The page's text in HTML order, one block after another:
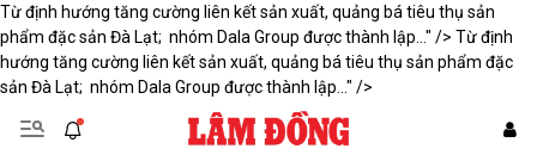
Từ định hướng tăng cường liên kết sản xuất, quảng bá tiêu thụ sản
phẩm đặc sản Đà Lạt; nhóm Dala Group được thành lập..." /> Từ định
hướng tăng cường liên kết sản xuất, quảng bá tiêu thụ sản phẩm đặc
sản Đà Lạt; nhóm Dala Group được thành lập..." />
Gửi bình luận